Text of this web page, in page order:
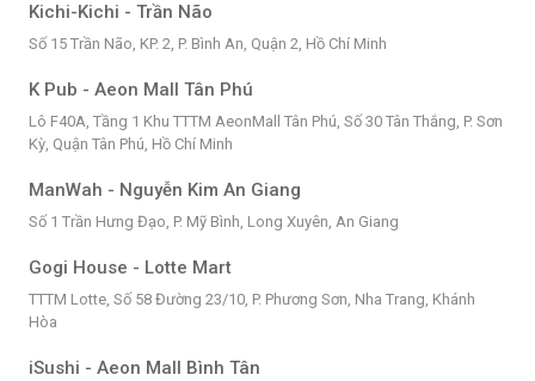
Kichi-Kichi - Trần Não
Số 15 Trần Não, KP. 2, P. Bình An, Quận 2, Hồ Chí Minh
K Pub - Aeon Mall Tân Phú
Lô F40A, Tầng 1 Khu TTTM AeonMall Tân Phú, Số 30 Tân Thắng, P. Sơn
Kỳ, Quận Tân Phú, Hồ Chí Minh
ManWah - Nguyễn Kim An Giang
Số 1 Trần Hưng Đạo, P. Mỹ Bình, Long Xuyên, An Giang
Gogi House - Lotte Mart
TTTM Lotte, Số 58 Đường 23/10, P. Phương Sơn, Nha Trang, Khánh
Hòa
iSushi - Aeon Mall Bình Tân